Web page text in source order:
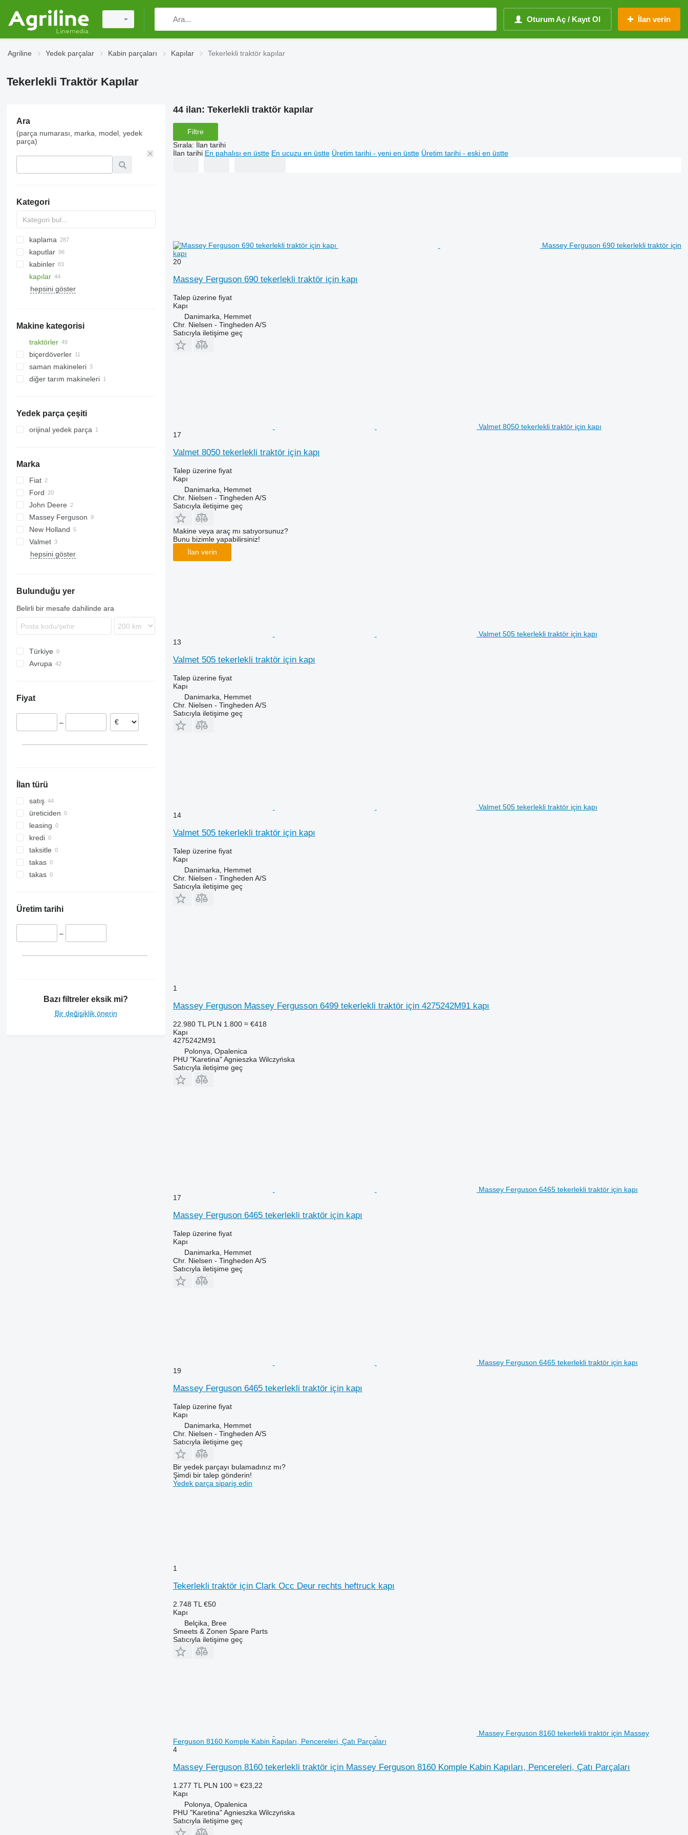
Oturum Aç / Kayıt Ol İlan verin
Agriline Yedek parçalar Kabin parçaları Kapılar Tekerlekli traktör kapılar
Tekerlekli Traktör Kapılar
Ara
(parça numarası, marka, model, yedek
parça)
Kategori
kaplama
kaputlar
kabinler
klima kompresörleri
klima radyatörleri
klima hortumları
klima filtreleri
yan camlar
arka camlar
kapılar
hepsini göster
Makine kategorisi
traktörler
mini traktörler
tekerlekli traktörler
biçerdöverler
hububat hasat makineleri
saman makineleri
tarım yükleyicileri
diğer tarım makineleri
Yedek parça çeşiti
orijinal yedek parça
Marka
Fiat
Ford
4000
6600
7610
7700
7710
TW
John Deere
Massey Ferguson
135
690
3060
6465
New Holland
L-series
Valmet
hepsini göster
Bulunduğu yer
Belirli bir mesafe dahilinde ara
Türkiye
Avrupa
Belçika
Fiyat
–
İlan türü
satış
üreticiden
leasing
kredi
taksitle
takas
takas
Üretim tarihi
–
Bazı filtreler eksik mi?
Bir değişiklik önerin
44 ilan: Tekerlekli traktör kapılar
Filtre
Sırala: İlan tarihi
İlan tarihi En pahalısı en üstte En ucuzu en üstte Üretim tarihi - yeni en üstte Üretim tarihi - eski en üstte
Massey Ferguson 690 tekerlekli traktör için
kapı
20
Massey Ferguson 690 tekerlekli traktör için kapı
Talep üzerine fiyat
Kapı
Danimarka, Hemmet
Chr. Nielsen - Tingheden A/S
Satıcıyla iletişime geç
Valmet 8050 tekerlekli traktör için kapı
17
Valmet 8050 tekerlekli traktör için kapı
Talep üzerine fiyat
Kapı
Danimarka, Hemmet
Chr. Nielsen - Tingheden A/S
Satıcıyla iletişime geç
Makine veya araç mı satıyorsunuz?
Bunu bizimle yapabilirsiniz!
İlan verin
Valmet 505 tekerlekli traktör için kapı
13
Valmet 505 tekerlekli traktör için kapı
Talep üzerine fiyat
Kapı
Danimarka, Hemmet
Chr. Nielsen - Tingheden A/S
Satıcıyla iletişime geç
Valmet 505 tekerlekli traktör için kapı
14
Valmet 505 tekerlekli traktör için kapı
Talep üzerine fiyat
Kapı
Danimarka, Hemmet
Chr. Nielsen - Tingheden A/S
Satıcıyla iletişime geç
1
Massey Ferguson Massey Fergusson 6499 tekerlekli traktör için 4275242M91 kapı
22.980 TL PLN 1.800 ≈ €418
Kapı
4275242M91
Polonya, Opalenica
PHU "Karetina" Agnieszka Wilczyńska
Satıcıyla iletişime geç
Massey Ferguson 6465 tekerlekli traktör için kapı
17
Massey Ferguson 6465 tekerlekli traktör için kapı
Talep üzerine fiyat
Kapı
Danimarka, Hemmet
Chr. Nielsen - Tingheden A/S
Satıcıyla iletişime geç
Massey Ferguson 6465 tekerlekli traktör için kapı
19
Massey Ferguson 6465 tekerlekli traktör için kapı
Talep üzerine fiyat
Kapı
Danimarka, Hemmet
Chr. Nielsen - Tingheden A/S
Satıcıyla iletişime geç
Bir yedek parçayı bulamadınız mı?
Şimdi bir talep gönderin!
Yedek parça sipariş edin
1
Tekerlekli traktör için Clark Occ Deur rechts heftruck kapı
2.748 TL €50
Kapı
Belçika, Bree
Smeets & Zonen Spare Parts
Satıcıyla iletişime geç
Massey Ferguson 8160 tekerlekli traktör için Massey
Ferguson 8160 Komple Kabin Kapıları, Pencereleri, Çatı Parçaları
4
Massey Ferguson 8160 tekerlekli traktör için Massey Ferguson 8160 Komple Kabin Kapıları, Pencereleri, Çatı Parçaları
1.277 TL PLN 100 ≈ €23,22
Kapı
Polonya, Opalenica
PHU "Karetina" Agnieszka Wilczyńska
Satıcıyla iletişime geç